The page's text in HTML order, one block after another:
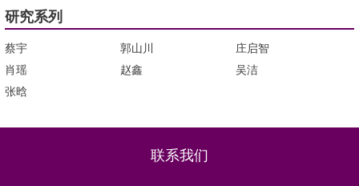
研究系列
蔡宇 郭山川
庄启智
肖瑶
赵鑫
吴洁
张晗
联系我们